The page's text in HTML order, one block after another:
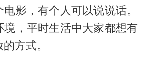
影，有个人可以说说话。
境，平时生活中大家都想有
方式。